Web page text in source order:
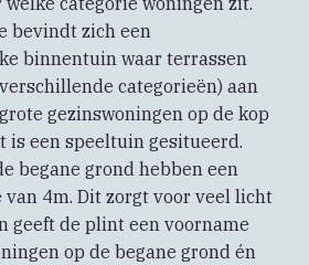
bevindt zich een
binnentuin waar terrassen
categorieën) aan
gezinswoningen op de kop
is een speeltuin gesitueerd.
begane grond hebben een
4m. Dit zorgt voor veel licht
geeft de plint een voorname
op de begane grond én